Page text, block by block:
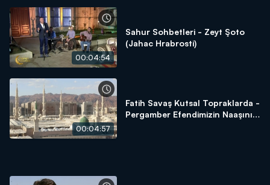
00:04:54
Sahur Sohbetleri - Zeyt Şoto
(Jahac Hrabrosti)
00:04:57
Fatih Savaş Kutsal Topraklarda -
Pergamber Efendimizin Naaşını